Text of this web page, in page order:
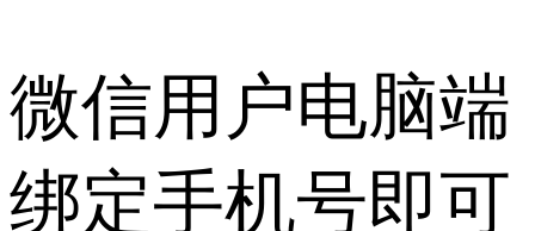
微信用户电脑端
绑定手机号即可